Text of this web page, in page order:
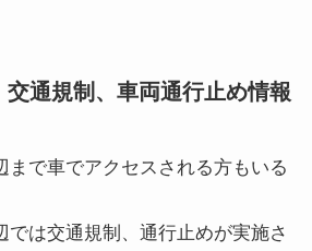
通規制、車両通行止め情報
まで車でアクセスされる方もいる
では交通規制、通行止めが実施さ